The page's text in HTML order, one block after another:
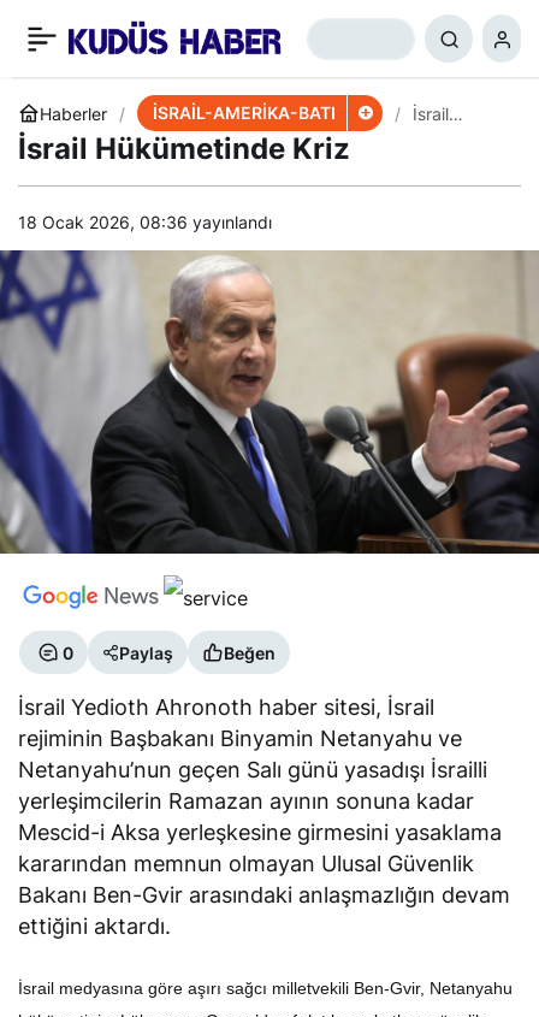
Haberler İSRAİL-AMERİKA-BATI
İsrail
İsrail Hükümetinde Kriz
18 Ocak 2026, 08:36 yayınlandı
0 Paylaş Beğen
İsrail Yedioth Ahronoth haber sitesi, İsrail
rejiminin Başbakanı Binyamin Netanyahu ve
Netanyahu’nun geçen Salı günü yasadışı İsrailli
yerleşimcilerin Ramazan ayının sonuna kadar
Mescid-i Aksa yerleşkesine girmesini yasaklama
kararından memnun olmayan Ulusal Güvenlik
Bakanı Ben-Gvir arasındaki anlaşmazlığın devam
ettiğini aktardı.
İsrail medyasına göre aşırı sağcı milletvekili Ben-Gvir, Netanyahu
Sudan’daki Olaylarda
İsrail’in Rolü Ne?
+ 0 Paylaş